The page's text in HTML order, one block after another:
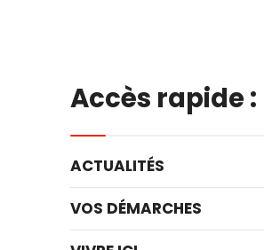
Accès rapide :
ACTUALITÉS
VOS DÉMARCHES